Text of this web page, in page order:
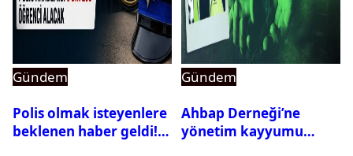
Gündem
Polis olmak isteyenlere
beklenen haber geldi!
Gündem
Ahbap Derneği’ne
yönetim kayyumu